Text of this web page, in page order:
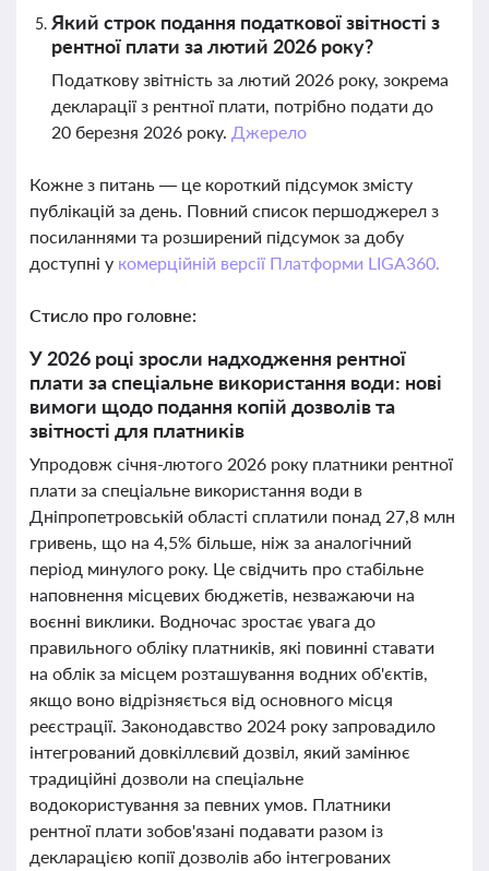
Який строк подання податкової звітності з
рентної плати за лютий 2026 року?
Податкову звітність за лютий 2026 року, зокрема
декларації з рентної плати, потрібно подати до
20 березня 2026 року. Джерело
Кожне з питань — це короткий підсумок змісту
публікацій за день. Повний список першоджерел з
посиланнями та розширений підсумок за добу
доступні у комерційній версії Платформи LIGA360.
Стисло про головне:
У 2026 році зросли надходження рентної
плати за спеціальне використання води: нові
вимоги щодо подання копій дозволів та
звітності для платників
Упродовж січня-лютого 2026 року платники рентної
плати за спеціальне використання води в
Дніпропетровській області сплатили понад 27,8 млн
гривень, що на 4,5% більше, ніж за аналогічний
період минулого року. Це свідчить про стабільне
наповнення місцевих бюджетів, незважаючи на
воєнні виклики. Водночас зростає увага до
правильного обліку платників, які повинні ставати
на облік за місцем розташування водних об'єктів,
якщо воно відрізняється від основного місця
реєстрації. Законодавство 2024 року запровадило
інтегрований довкіллєвий дозвіл, який замінює
традиційні дозволи на спеціальне
водокористування за певних умов. Платники
рентної плати зобов'язані подавати разом із
декларацією копії дозволів або інтегрованих